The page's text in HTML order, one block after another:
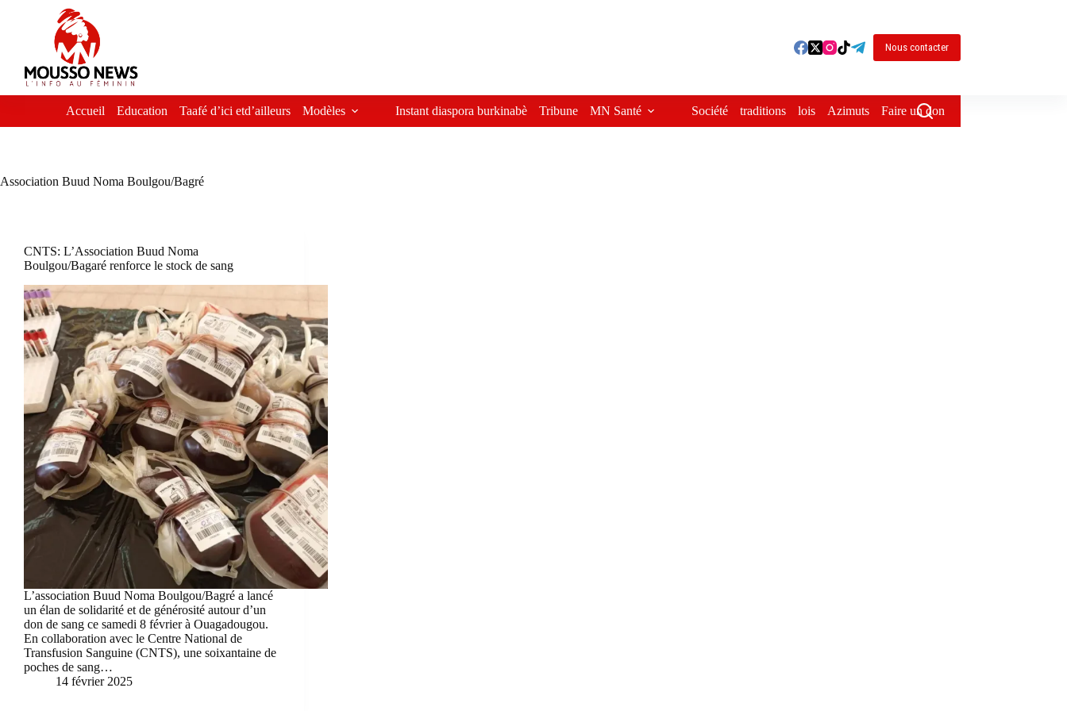
Nous contacter
Accueil Education Taafé d’ici etd’ailleurs Modèles Instant diaspora burkinabè Tribune MN Santé Société traditions lois Azimuts Faire un don
Association Buud Noma Boulgou/Bagré
CNTS: L’Association Buud Noma
Boulgou/Bagaré renforce le stock de sang
L’association Buud Noma Boulgou/Bagré a lancé
un élan de solidarité et de générosité autour d’un
don de sang ce samedi 8 février à Ouagadougou.
En collaboration avec le Centre National de
Transfusion Sanguine (CNTS), une soixantaine de
poches de sang…
14 février 2025